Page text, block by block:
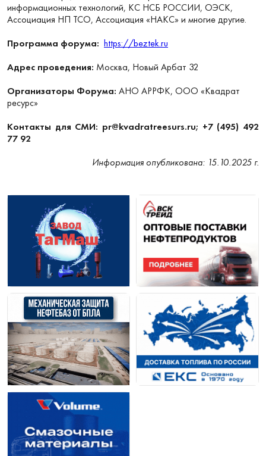
информационных технологий, КС НСБ РОССИИ, ОЭСК,
Ассоциация НП ТСО, Ассоциация «НАКС» и многие другие.
Программа форума: https://beztek.ru
Адрес проведения: Москва, Новый Арбат 32
Организаторы Форума: АНО АРРФК, ООО «Квадрат
ресурс»
Контакты для СМИ: pr@kvadratreesurs.ru; +7 (495) 492
77 92
Информация опубликована: 15.10.2025 г.